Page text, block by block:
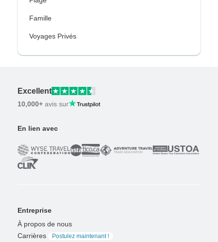
Famille
Voyages Privés
Excellent
10,000+ avis sur
En lien avec
Entreprise
À propos de nous
Carrières
Postulez maintenant !